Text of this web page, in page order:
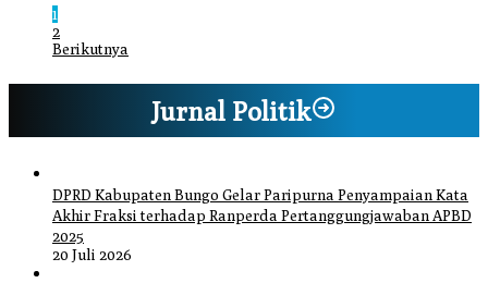
1
2
Berikutnya
Jurnal Politik
DPRD Kabupaten Bungo Gelar Paripurna Penyampaian Kata
Akhir Fraksi terhadap Ranperda Pertanggungjawaban APBD
2025
20 Juli 2026